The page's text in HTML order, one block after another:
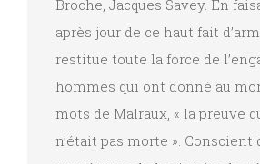
Broche, Jacques Savey. En
après jour de ce haut fait
restitue toute la force de
hommes qui ont donné au
mots de Malraux, « la preuve
n’était pas morte ». Conscient